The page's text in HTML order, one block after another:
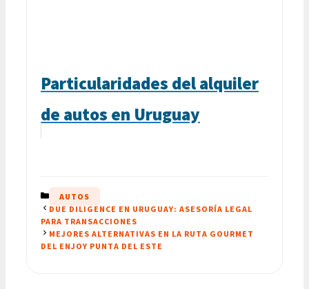
Particularidades del alquiler
de autos en Uruguay
CATEGORÍAS
AUTOS
DUE DILIGENCE EN URUGUAY: ASESORÍA LEGAL
PARA TRANSACCIONES
MEJORES ALTERNATIVAS EN LA RUTA GOURMET
DEL ENJOY PUNTA DEL ESTE